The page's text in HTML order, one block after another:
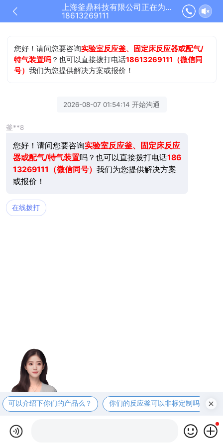
上海釜鼎科技有限公司正在为您服务
18613269111
您好！请问您要咨询实验室反应釜、固定床反应器或配气/
特气装置吗 ？也可以直接拨打电话18613269111（微信同
号）我们为您提供解决方案或报价！
2026-08-07 01:54:14 开始沟通
釜**8
您好！请问您要咨询实验室反应釜、固定床反应
器或配气/特气装置吗？也可以直接拨打电话186
13269111（微信同号） 我们为您提供解决方案
或报价！
在线拨打
可以介绍下你们的产品么？ 你们的反应釜可以非标定制吗？